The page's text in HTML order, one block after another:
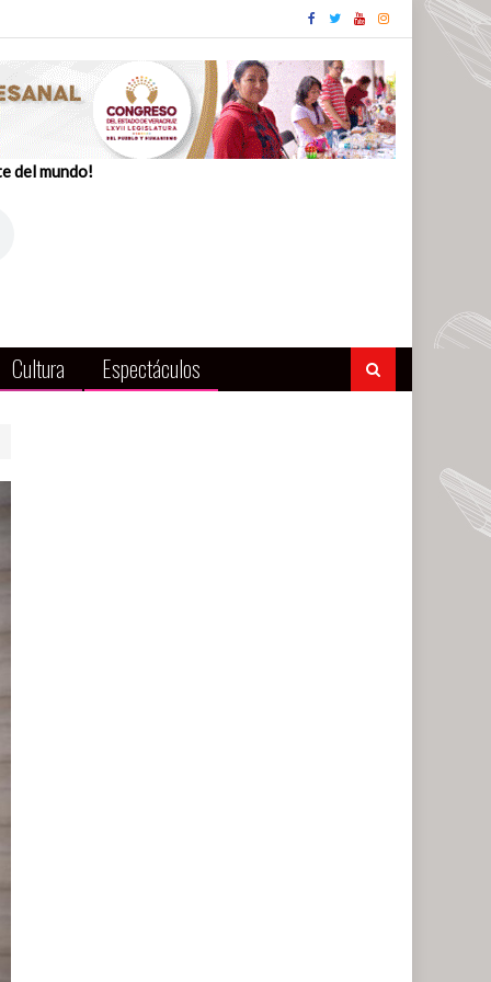
del mundo!
Cultura Espectáculos